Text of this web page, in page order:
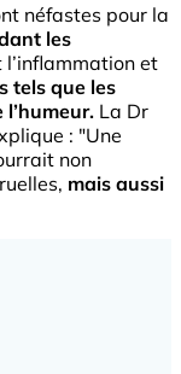
néfastes pour la
les
l’inflammation et
tels que les
La Dr
: "Une
non
mais aussi